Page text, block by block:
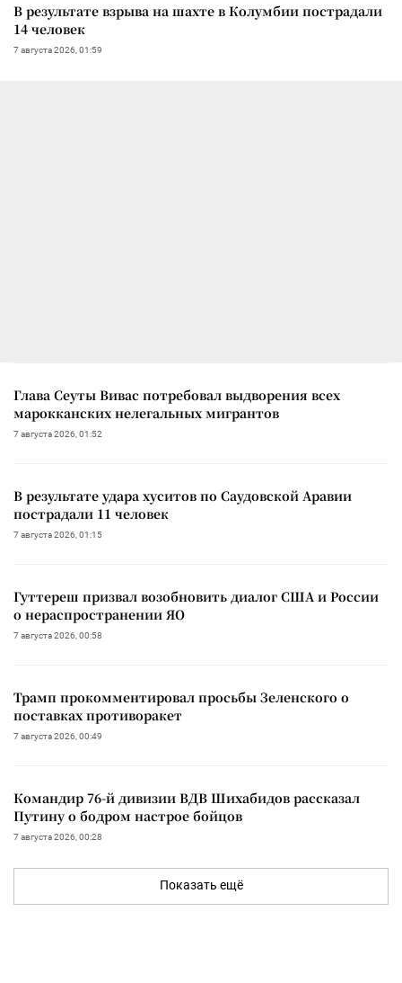
В результате взрыва на шахте в Колумбии пострадали
14 человек
7 августа 2026, 01:59
Глава Сеуты Вивас потребовал выдворения всех
марокканских нелегальных мигрантов
7 августа 2026, 01:52
В результате удара хуситов по Саудовской Аравии
пострадали 11 человек
7 августа 2026, 01:15
Гуттереш призвал возобновить диалог США и России
о нераспространении ЯО
7 августа 2026, 00:58
Трамп прокомментировал просьбы Зеленского о
поставках противоракет
7 августа 2026, 00:49
Командир 76-й дивизии ВДВ Шихабидов рассказал
Путину о бодром настрое бойцов
7 августа 2026, 00:28
Показать ещё